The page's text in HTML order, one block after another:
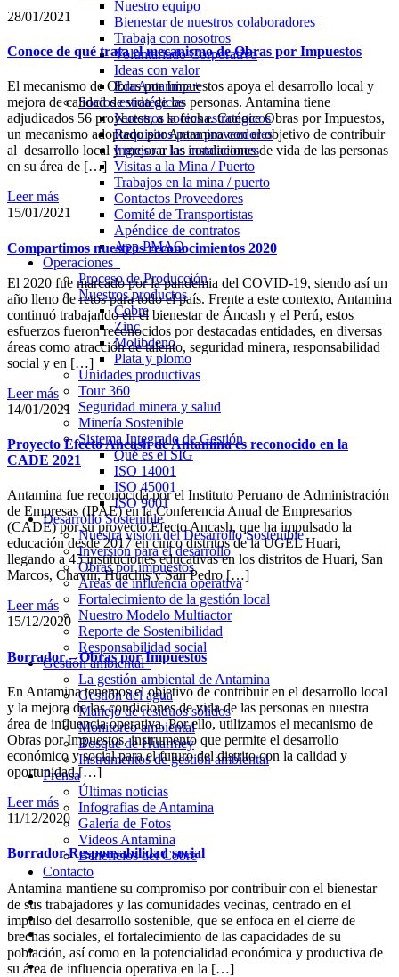
Nuestro equipo
Bienestar de nuestros colaboradores
Trabaja con nosotros
Voluntariado Corporativo
Ideas con valor
EduAntamina+
Socios estratégicos
Nuestros socios estratégicos
Requisitos para proveedores
Ingreso a las instalaciones
Visitas a la Mina / Puerto
Trabajos en la mina / puerto
Contactos Proveedores
Comité de Transportistas
Apéndice de contratos
App PMAO
Operaciones
Proceso de Producción
Nuestros productos
Cobre
Zinc
Molibdeno
Plata y plomo
Unidades productivas
Tour 360
Seguridad minera y salud
Minería Sostenible
Sistema Integrado de Gestión
Qué es el SIG
ISO 14001
ISO 45001
ISO 9001
Desarrollo Sostenible
Nuestra visión del Desarrollo Sostenible
Inversión para el desarrollo
Obras por impuestos
Áreas de influencia operativa
Fortalecimiento de la gestión local
Nuestro Modelo Multiactor
Reporte de Sostenibilidad
Responsabilidad social
Gestión ambiental
La gestión ambiental de Antamina
Gestión del agua
Manejo de residuos sólidos
Monitoreo ambiental
Bosque de Huarmey
Instrumentos de gestión ambiental
Prensa
Últimas noticias
Infografías de Antamina
Galería de Fotos
Videos Antamina
Beneficios del Cobre
Contacto
28/01/2021
Conoce de qué trata el mecanismo de Obras por Impuestos
El mecanismo de Obras por Impuestos apoya el desarrollo local y
mejora de calidad de vida de las personas. Antamina tiene
adjudicados 56 proyectos, a la fecha. Conoce Obras por Impuestos,
un mecanismo adoptado por Antamina con el objetivo de contribuir
al desarrollo local y mejorar las condiciones de vida de las personas
en su área de […]
Leer más
15/01/2021
Compartimos nuestros reconocimientos 2020
El 2020 fue marcado por la pandemia del COVID-19, siendo así un
año lleno de retos para todo el país. Frente a este contexto, Antamina
continuó trabajando en el bienestar de Áncash y el Perú, estos
esfuerzos fueron reconocidos por destacadas entidades, en diversas
áreas como atracción de talento, seguridad minera, responsabilidad
social y en […]
Leer más
14/01/2021
Proyecto Efecto Ancash de Antamina es reconocido en la
CADE 2021
Antamina fue reconocida por el Instituto Peruano de Administración
de Empresas (IPAE) en la Conferencia Anual de Empresarios
(CADE) por su proyecto Efecto Ancash, que ha impulsado la
educación desde 2017 en cinco distritos de la UGEL Huari,
llegando a 45 instituciones educativas en los distritos de Huari, San
Marcos, Chavín, Huachis y San Pedro […]
Leer más
15/12/2020
Borrador – Obras por Impuestos
En Antamina tenemos el objetivo de contribuir en el desarrollo local
y la mejora de las condiciones de vida de las personas en nuestra
área de influencia operativa. Por ello, utilizamos el mecanismo de
Obras por Impuestos, instrumento que permite el desarrollo
económico y social para el futuro del distrito con la calidad y
oportunidad […]
Leer más
11/12/2020
Borrador-Responsabilidad social
Antamina mantiene su compromiso por contribuir con el bienestar
de sus trabajadores y las comunidades vecinas, centrado en el
impulso del desarrollo sostenible, que se enfoca en el cierre de
brechas sociales, el fortalecimiento de las capacidades de su
población, así como en la potencialidad económica y productiva de
su área de influencia operativa en la […]